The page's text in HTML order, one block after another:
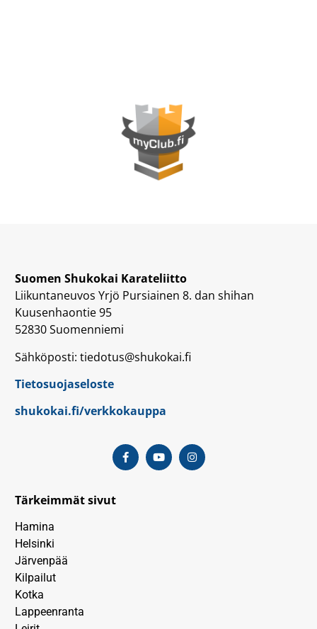
Suomen Shukokai Karateliitto
Liikuntaneuvos Yrjö Pursiainen 8. dan shihan
Kuusenhaontie 95
52830 Suomenniemi
Sähköposti: tiedotus@shukokai.fi
Tietosuojaseloste
shukokai.fi/verkkokauppa
Tärkeimmät sivut
Hamina
Helsinki
Järvenpää
Kilpailut
Kotka
Lappeenranta